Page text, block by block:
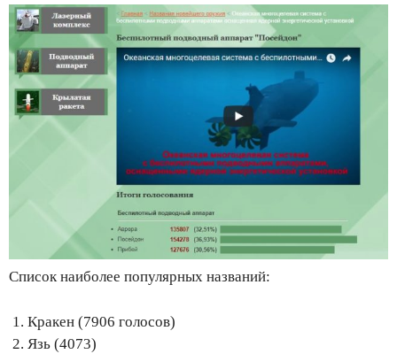
Список наиболее популярных названий:
Кракен (7906 голосов)
Язь (4073)